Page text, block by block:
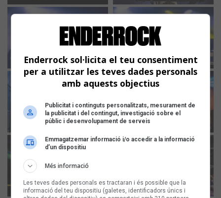
Enderrock sol·licita el teu consentiment
per a utilitzar les teves dades personals
amb aquests objectius
Publicitat i continguts personalitzats, mesurament de
la publicitat i del contingut, investigació sobre el
públic i desenvolupament de serveis
Emmagatzemar informació i/o accedir a la informació
d’un dispositiu
Més informació
Les teves dades personals es tractaran i és possible que la
informació del teu dispositiu (galetes, identificadors únics i